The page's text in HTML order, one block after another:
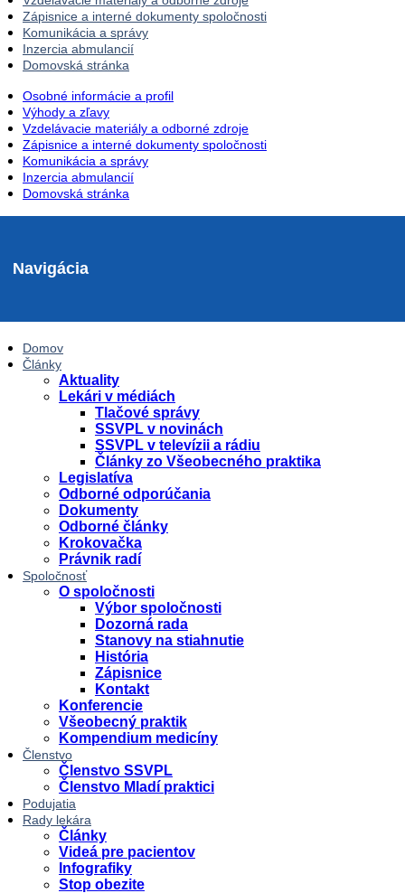
Zápisnice a interné dokumenty spoločnosti
Komunikácia a správy
Inzercia abmulancií
Domovská stránka
Osobné informácie a profil
Výhody a zľavy
Vzdelávacie materiály a odborné zdroje
Zápisnice a interné dokumenty spoločnosti
Komunikácia a správy
Inzercia abmulancií
Domovská stránka
Navigácia
Domov
Články
Aktuality
Lekári v médiách
Tlačové správy
SSVPL v novinách
SSVPL v televízii a rádiu
Články zo Všeobecného praktika
Legislatíva
Odborné odporúčania
Dokumenty
Odborné články
Krokovačka
Právnik radí
Spoločnosť
O spoločnosti
Výbor spoločnosti
Dozorná rada
Stanovy na stiahnutie
História
Zápisnice
Kontakt
Konferencie
Všeobecný praktik
Kompendium medicíny
Členstvo
Členstvo SSVPL
Členstvo Mladí praktici
Podujatia
Rady lekára
Články
Videá pre pacientov
Infografiky
Stop obezite